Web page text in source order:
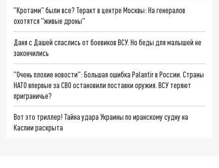
"Кротами" были все? Теракт в центре Москвы: На генералов
охотятся "живые дроны"
Даня с Дашей спаслись от боевиков ВСУ. Но беды для малышей не
закончились
"Очень плохие новости": Большая ошибка Palantir в России. Страны
НАТО впервые за СВО остановили поставки оружия. ВСУ теряют
приграничье?
Вот это триллер! Тайна удара Украины по иранскому судну на
Каспии раскрыта